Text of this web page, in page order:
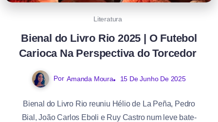
Literatura
Bienal do Livro Rio 2025 | O Futebol
Carioca Na Perspectiva do Torcedor
Por Amanda Moura 15 De Junho De 2025
Bienal do Livro Rio reuniu Hélio de La Peña, Pedro
Bial, João Carlos Eboli e Ruy Castro num leve bate-